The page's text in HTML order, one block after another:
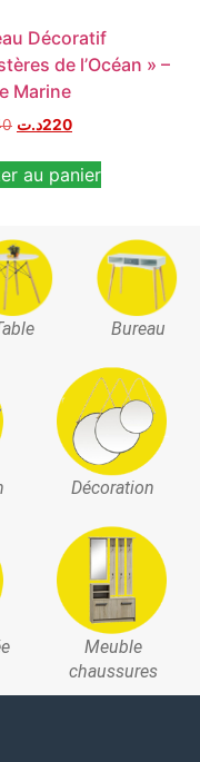
Décoratif
de l’Océan » –
Marine
220د.ت
au panier
Bureau
Décoration
Meuble
chaussures